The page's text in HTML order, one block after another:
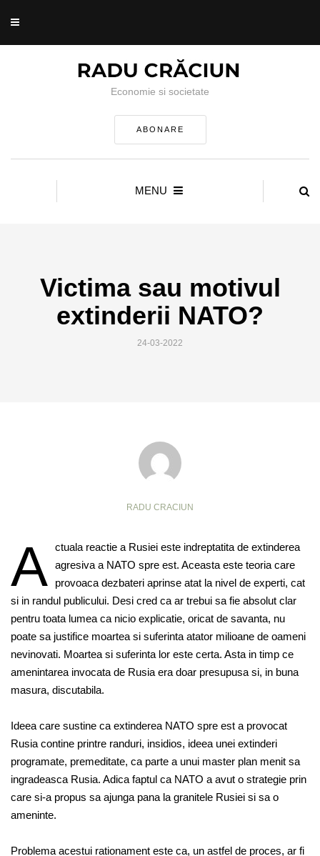
Economie si societate
ABONARE
MENU
Victima sau motivul
extinderii NATO?
24-03-2022
RADU CRACIUN
A ctuala reactie a Rusiei este indreptatita de extinderea
agresiva a NATO spre est. Aceasta este teoria care
provoaca dezbateri aprinse atat la nivel de experti, cat
si in randul publicului. Desi cred ca ar trebui sa fie absolut clar
pentru toata lumea ca nicio explicatie, oricat de savanta, nu
poate sa justifice moartea si suferinta atator milioane de oameni
nevinovati. Moartea si suferinta lor este certa. Asta in timp ce
amenintarea invocata de Rusia era doar presupusa si, in buna
masura, discutabila.
Ideea care sustine ca extinderea NATO spre est a provocat
Rusia contine printre randuri, insidios, ideea unei extinderi
programate, premeditate, ca parte a unui master plan menit sa
ingradeasca Rusia. Adica faptul ca NATO a avut o strategie prin
care si-a propus sa ajunga pana la granitele Rusiei si sa o
ameninte.
Problema acestui rationament este ca, un astfel de proces, ar fi